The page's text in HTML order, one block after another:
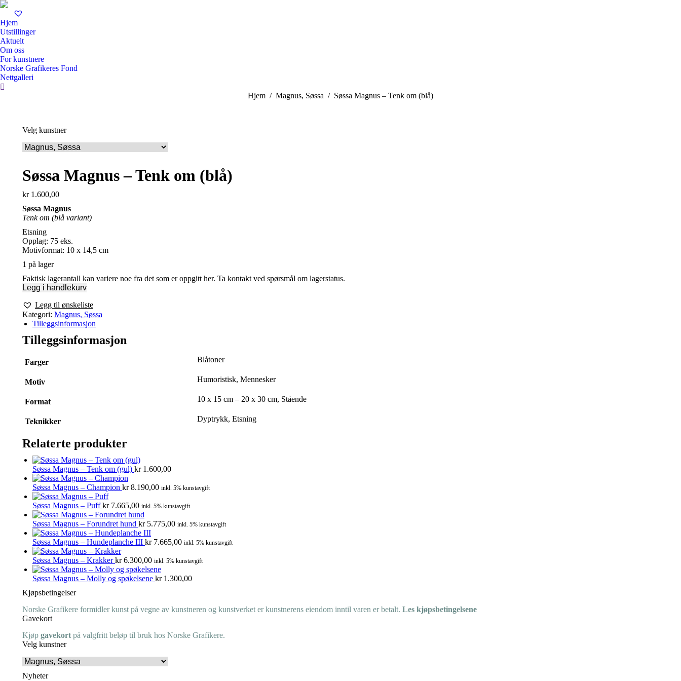
Hjem
Utstillinger
Aktuelt
Om oss
For kunstnere
Norske Grafikeres Fond
Nettgalleri
Search:
You are here:
Hjem Magnus, Søssa Søssa Magnus – Tenk om (blå)
Velg kunstner
Søssa Magnus – Tenk om (blå)
kr1.600,00
Søssa Magnus
Tenk om (blå variant)
Etsning
Opplag: 75 eks.
Motivformat: 10 x 14,5 cm
1 på lager
Faktisk lagerantall kan variere noe fra det som er oppgitt her. Ta kontakt ved spørsmål om lagerstatus.
Legg i handlekurv
Legg til ønskeliste
Kategori: Magnus, Søssa
Tilleggsinformasjon
Tilleggsinformasjon
Farger Blåtoner
Motiv Humoristisk, Mennesker
Format 10 x 15 cm – 20 x 30 cm, Stående
Teknikker Dyptrykk, Etsning
Relaterte produkter
Søssa Magnus – Tenk om (gul) kr1.600,00
Søssa Magnus – Champion kr8.190,00 inkl. 5% kunstavgift
Søssa Magnus – Puffkr7.665,00 inkl. 5% kunstavgift
Søssa Magnus – Forundret hund kr5.775,00 inkl. 5% kunstavgift
Søssa Magnus – Hundeplanche III kr7.665,00 inkl. 5% kunstavgift
Søssa Magnus – Krakkerkr6.300,00 inkl. 5% kunstavgift
Søssa Magnus – Molly og spøkelsene kr1.300,00
Kjøpsbetingelser
Norske Grafikere formidler kunst på vegne av kunstneren og kunstverket er kunstnerens eiendom inntil varen er betalt. Les kjøpsbetingelsene
Gavekort
Kjøp gavekort på valgfritt beløp til bruk hos Norske Grafikere.
Velg kunstner
Nyheter